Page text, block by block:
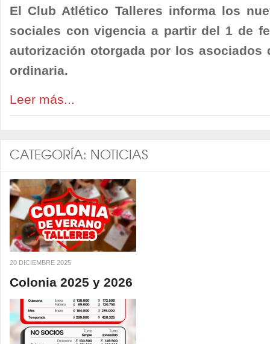
El Club Atlético Talleres informa los
sociales con vigencia a partir del 1 de
autorización otorgada por los asociados
ordinaria.
Leer más...
CATEGORÍA: NOTICIAS
20 DICIEMBRE 2025
Colonia 2025 y 2026